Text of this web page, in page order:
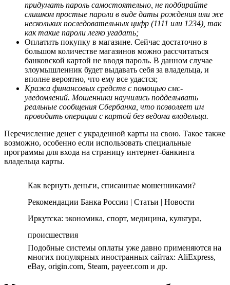
придумать пароль самостоятельно, не подбирайте
слишком простые пароли в виде даты рождения или же
нескольких последовательных цифр (1111 или 1234), так
как такие пароли легко угадать;
Оплатить покупку в магазине. Сейчас достаточно в
большом количестве магазинов можно рассчитаться
банковской картой не вводя пароль. В данном случае
злоумышленник будет выдавать себя за владельца, и
вполне вероятно, что ему все удастся;
Кража финансовых средств с помощью смс-
уведомлений. Мошенники научились подделывать
реальные сообщения Сбербанка, что позволяет им
проводить операции с картой без ведома владельца.
Перечисление денег с украденной карты на свою. Такое также
возможно, особенно если использовать специальные
программы для входа на страницу интернет-банкинга
владельца карты.
Как вернуть деньги, списанные мошенниками?
Рекомендации Банка России | Статьи | Новости
Иркутска: экономика, спорт, медицина, культура,
происшествия
Подобные системы оплаты уже давно применяются на
многих популярных иностранных сайтах: AliExpress,
eBay, origin.com, Steam, payeer.com и др.